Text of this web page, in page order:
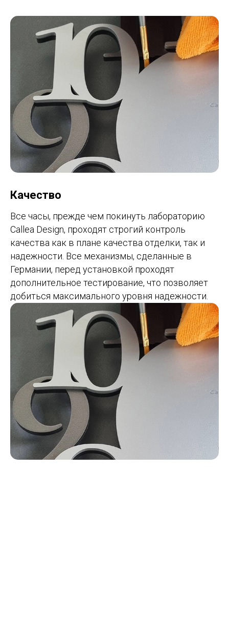
Качество
Все часы, прежде чем покинуть лабораторию
Callea Design, проходят строгий контроль
качества как в плане качества отделки, так и
надежности. Все механизмы, сделанные в
Германии, перед установкой проходят
дополнительное тестирование, что позволяет
добиться максимального уровня надежности.